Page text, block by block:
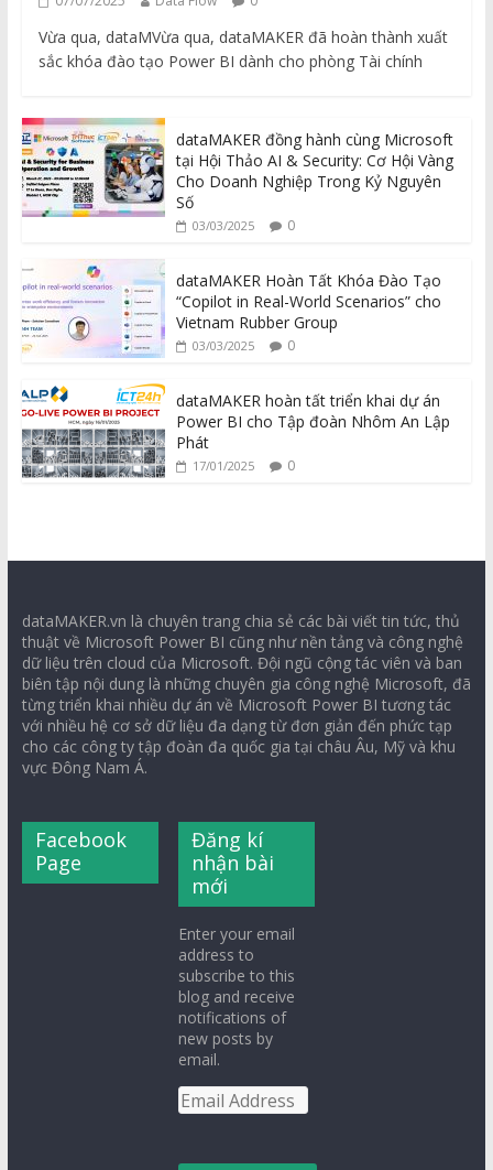
Vừa qua, dataMVừa qua, dataMAKER đã hoàn thành xuất
sắc khóa đào tạo Power BI dành cho phòng Tài chính
dataMAKER đồng hành cùng Microsoft
tại Hội Thảo AI & Security: Cơ Hội Vàng
Cho Doanh Nghiệp Trong Kỷ Nguyên
Số
03/03/2025 0
dataMAKER Hoàn Tất Khóa Đào Tạo
“Copilot in Real-World Scenarios” cho
Vietnam Rubber Group
03/03/2025 0
dataMAKER hoàn tất triển khai dự án
Power BI cho Tập đoàn Nhôm An Lập
Phát
17/01/2025 0
dataMAKER.vn là chuyên trang chia sẻ các bài viết tin tức, thủ
thuật về Microsoft Power BI cũng như nền tảng và công nghệ
dữ liệu trên cloud của Microsoft. Đội ngũ cộng tác viên và ban
biên tập nội dung là những chuyên gia công nghệ Microsoft, đã
từng triển khai nhiều dự án về Microsoft Power BI tương tác
với nhiều hệ cơ sở dữ liệu đa dạng từ đơn giản đến phức tạp
cho các công ty tập đoàn đa quốc gia tại châu Âu, Mỹ và khu
vực Đông Nam Á.
Facebook
Page
Đăng kí
nhận bài
mới
Enter your email
address to
subscribe to this
blog and receive
notifications of
new posts by
email.
Email
Address